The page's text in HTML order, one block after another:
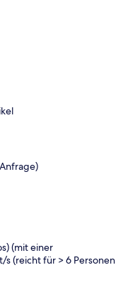
(mit einer
(reicht für > 6 Personen